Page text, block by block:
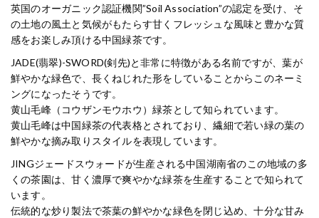
英国のオーガニック認証機関”Soil Association”の認定を受け、そ
の土地の風土と気候がもたらす甘くフレッシュな風味と豊かな質
感をお楽しみ頂ける中国緑茶です。
JADE(翡翠)-SWORD(剣先)と非常に特徴がある名前ですが、葉が
鮮やかな緑色で、長くねじれた形をしていることからこのネーミ
ングになったそうです。
黄山毛峰（コウザンモウホウ）緑茶として知られています。
黄山毛峰は中国緑茶の代表格とされており、繊細で若い緑の葉の
鮮やかな摘み取りスタイルを表現しています。
JINGジェードスウォードが生産される中国湖南省のこの地域の多
くの茶園は、甘く濃厚で爽やかな緑茶を生産することで知られて
います。
伝統的な炒り製法で茶葉の鮮やかな緑色を閉じ込め、十分な甘み